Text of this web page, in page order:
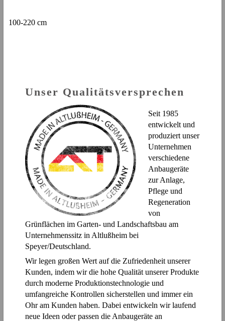
100-220 cm
Unser Qualitätsversprechen
Seit 1985
entwickelt und
produziert unser
Unternehmen
verschiedene
Anbaugeräte
zur Anlage,
Pflege und
Regeneration
von
Grünflächen im Garten- und Landschaftsbau am
Unternehmenssitz in Altlußheim bei
Speyer/Deutschland.
Wir legen großen Wert auf die Zufriedenheit unserer
Kunden, indem wir die hohe Qualität unserer Produkte
durch moderne Produktionstechnologie und
umfangreiche Kontrollen sicherstellen und immer ein
Ohr am Kunden haben. Dabei entwickeln wir laufend
neue Ideen oder passen die Anbaugeräte an